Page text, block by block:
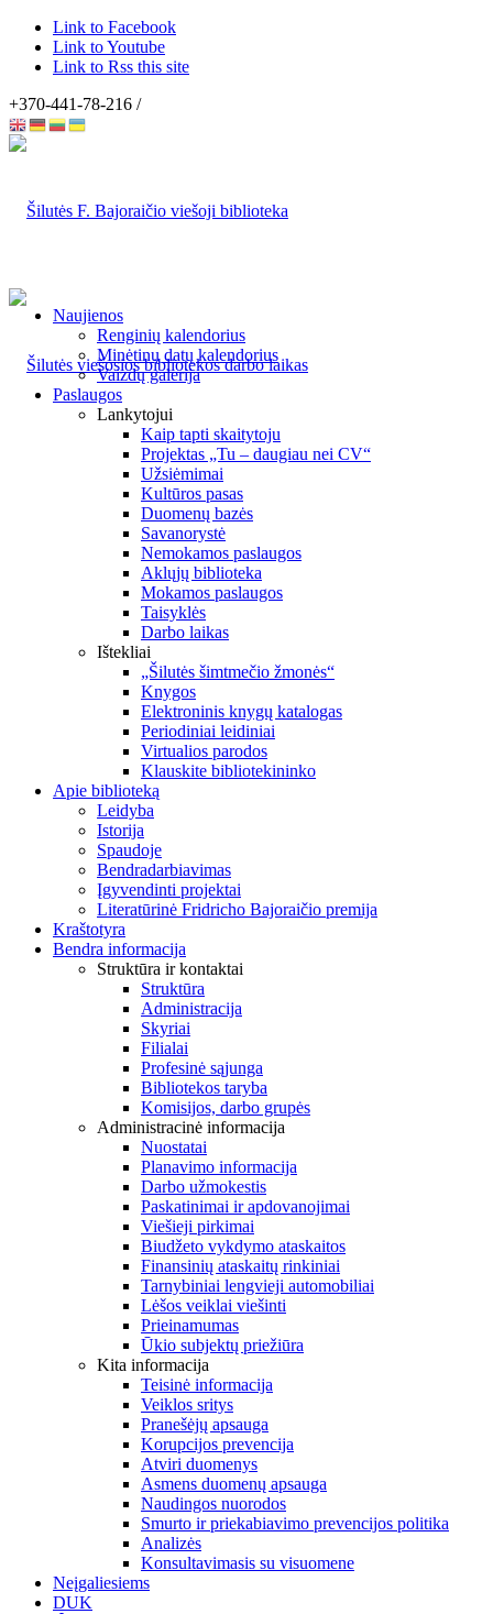
Link to Facebook
Link to Youtube
Link to Rss this site
+370-441-78-216 /
Naujienos
Renginių kalendorius
Minėtinų datų kalendorius
Vaizdų galerija
Paslaugos
Lankytojui
Kaip tapti skaitytoju
Projektas „Tu – daugiau nei CV“
Užsiėmimai
Kultūros pasas
Duomenų bazės
Savanorystė
Nemokamos paslaugos
Aklųjų biblioteka
Mokamos paslaugos
Taisyklės
Darbo laikas
Ištekliai
„Šilutės šimtmečio žmonės“
Knygos
Elektroninis knygų katalogas
Periodiniai leidiniai
Virtualios parodos
Klauskite bibliotekininko
Apie biblioteką
Leidyba
Istorija
Spaudoje
Bendradarbiavimas
Įgyvendinti projektai
Literatūrinė Fridricho Bajoraičio premija
Kraštotyra
Bendra informacija
Struktūra ir kontaktai
Struktūra
Administracija
Skyriai
Filialai
Profesinė sąjunga
Bibliotekos taryba
Komisijos, darbo grupės
Administracinė informacija
Nuostatai
Planavimo informacija
Darbo užmokestis
Paskatinimai ir apdovanojimai
Viešieji pirkimai
Biudžeto vykdymo ataskaitos
Finansinių ataskaitų rinkiniai
Tarnybiniai lengvieji automobiliai
Lėšos veiklai viešinti
Prieinamumas
Ūkio subjektų priežiūra
Kita informacija
Teisinė informacija
Veiklos sritys
Pranešėjų apsauga
Korupcijos prevencija
Atviri duomenys
Asmens duomenų apsauga
Naudingos nuorodos
Smurto ir priekabiavimo prevencijos politika
Analizės
Konsultavimasis su visuomene
Neįgaliesiems
DUK